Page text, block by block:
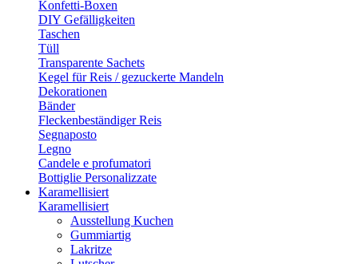
Konfetti-Boxen
DIY Gefälligkeiten
Taschen
Tüll
Transparente Sachets
Kegel für Reis / gezuckerte Mandeln
Dekorationen
Bänder
Fleckenbeständiger Reis
Segnaposto
Legno
Candele e profumatori
Bottiglie Personalizzate
Karamellisiert
Karamellisiert
Ausstellung Kuchen
Gummiartig
Lakritze